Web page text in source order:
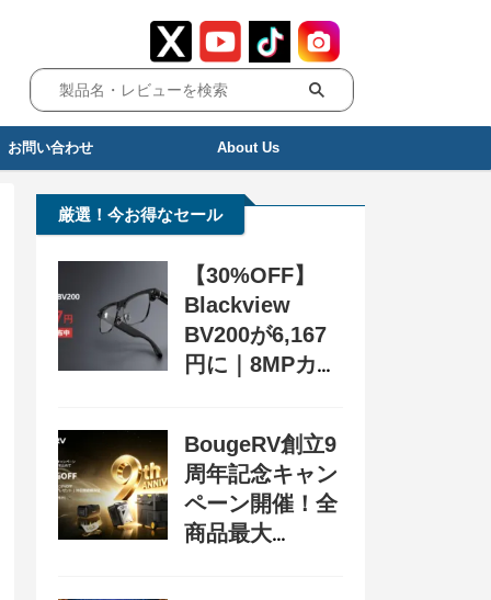
お問い合わせ About Us
厳選！今お得なセール
【30%OFF】
Blackview
BV200が6,167
円に｜8MPカメ
ン配布中
BougeRV創立9
周年記念キャン
ペーン開催！全
商品最大